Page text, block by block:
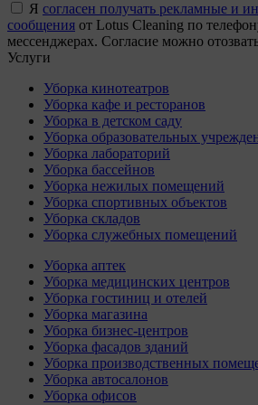
Я согласен получать рекламные и
сообщения от Lotus Cleaning по
мессенджерах. Согласие можно
Услуги
Уборка кинотеатров
Уборка кафе и ресторанов
Уборка в детском саду
Уборка образовательных
Уборка лабораторий
Уборка бассейнов
Уборка нежилых помещений
Уборка спортивных объектов
Уборка складов
Уборка служебных помещений
Уборка аптек
Уборка медицинских центров
Уборка гостиниц и отелей
Уборка магазина
Уборка бизнес-центров
Уборка фасадов зданий
Уборка производственных
Уборка автосалонов
Уборка офисов